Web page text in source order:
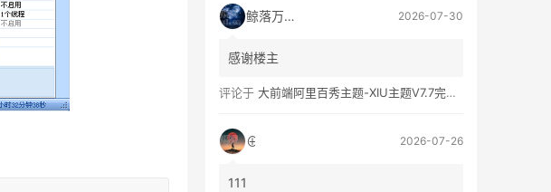
鲸落万物生 2026-07-30
感谢楼主
评论于 大前端阿里百秀主题-XIU主题V7.7完美破解无限制版
2026-07-26
111